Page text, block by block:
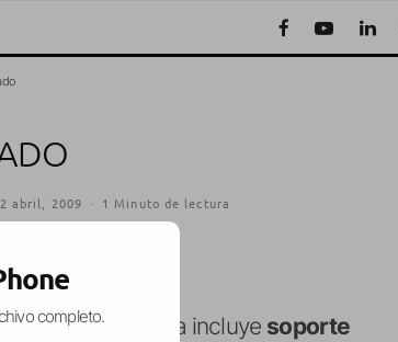
2 abril, 2009 · 1 Minuto de lectura
de que ya incluye soporte
completo.